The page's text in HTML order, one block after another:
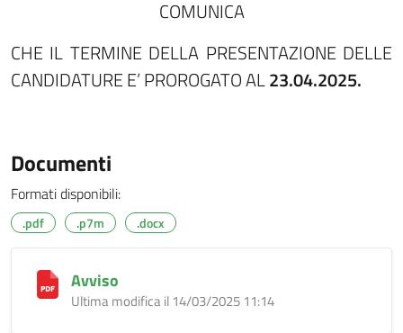
COMUNICA
CHE IL TERMINE DELLA PRESENTAZIONE DELLE
CANDIDATURE E’ PROROGATO AL23.04.2025.
Documenti
Formati disponibili:
.pdf .p7m .docx
Avviso
Ultima modifica il 14/03/2025 11:14